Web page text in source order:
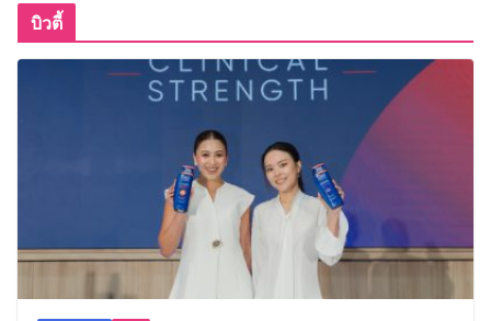
บิวตี้